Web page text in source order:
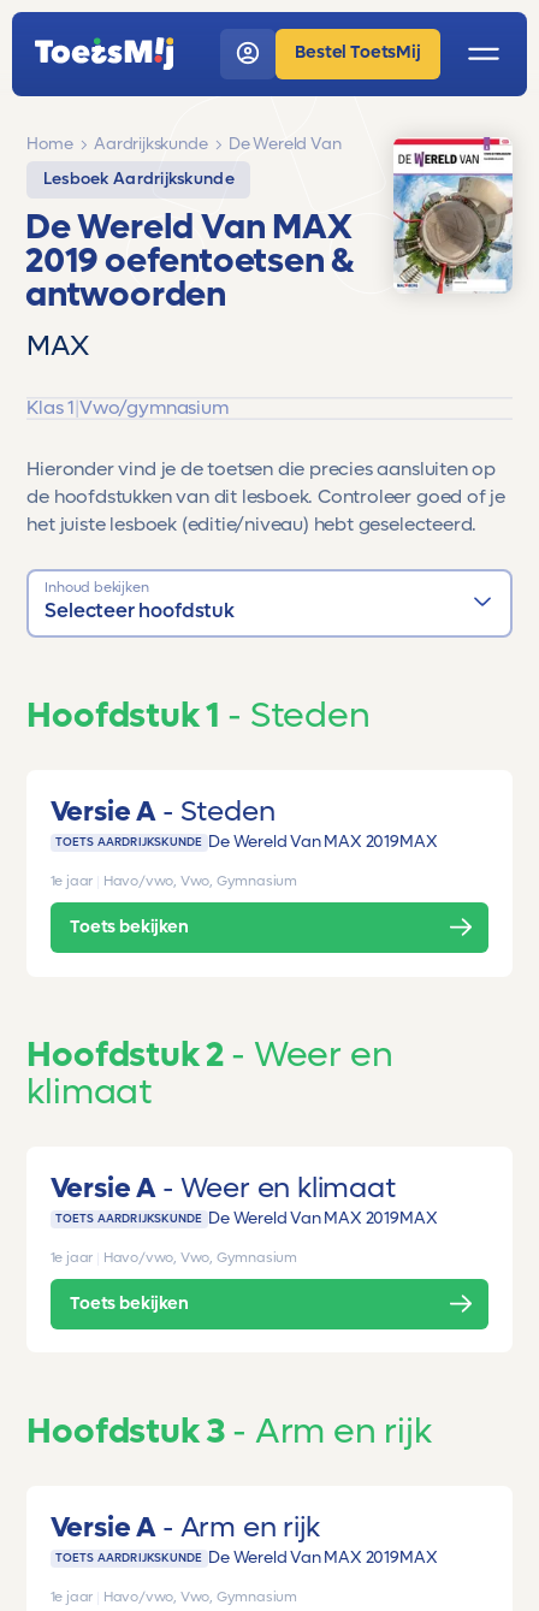
Bestel ToetsMij
Home Aardrijkskunde
De Wereld Van
Lesboek Aardrijkskunde
De Wereld Van MAX
2019 oefentoetsen &
antwoorden
MAX
Klas 1|Vwo/gymnasium
Hieronder vind je de toetsen die precies aansluiten op
de hoofdstukken van dit lesboek. Controleer goed of je
het juiste lesboek (editie/niveau) hebt geselecteerd.
Inhoud bekijken
Selecteer hoofdstuk
Hoofdstuk 1 Steden
Versie A Steden
TOETS AARDRIJKSKUNDE De Wereld Van MAX 2019MAX
1e jaar Havo/vwo, Vwo, Gymnasium
Toets bekijken
Hoofdstuk 2
Weer en
klimaat
Versie A Weer en klimaat
TOETS AARDRIJKSKUNDE De Wereld Van MAX 2019MAX
1e jaar Havo/vwo, Vwo, Gymnasium
Toets bekijken
Hoofdstuk 3 Arm en rijk
Versie A Arm en rijk
TOETS AARDRIJKSKUNDE De Wereld Van MAX 2019MAX
1e jaar Havo/vwo, Vwo, Gymnasium